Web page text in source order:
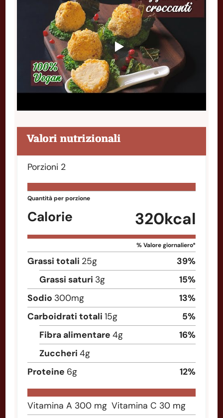
Valori nutrizionali
Porzioni 2
Quantità per porzione
Calorie 320kcal
% Valore giornaliero*
Grassi totali 25g 39%
Grassi saturi 3g 15%
Sodio 300mg 13%
Carboidrati totali 15g 5%
Fibra alimentare 4g 16%
Zuccheri 4g
Proteine 6g 12%
Vitamina A 300 mg Vitamina C 30 mg